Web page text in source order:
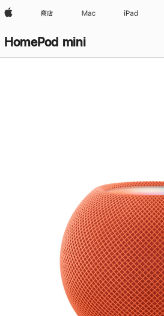
Apple 商店 Mac iPad
HomePod mini